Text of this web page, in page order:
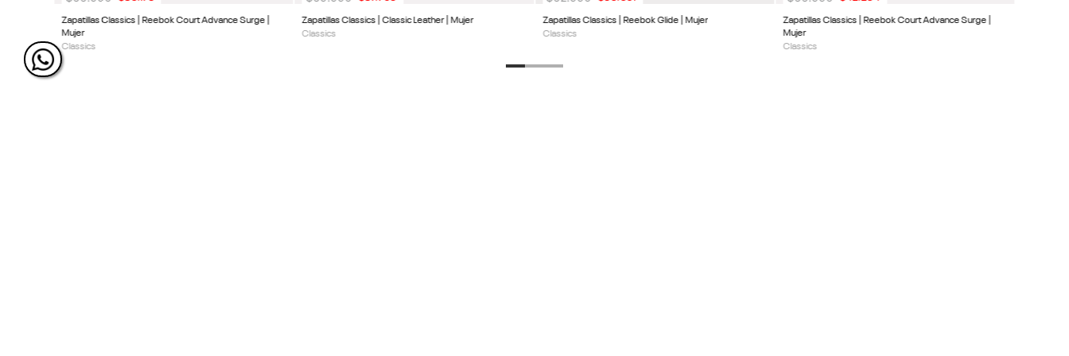
Zapatillas Classics | Reebok Court Advance Surge |
Mujer
Classics
Zapatillas Classics | Classic Leather | Mujer
Classics
Zapatillas Classics | Reebok Glide | Mujer
Classics
Zapatillas Classics | Reebok Court Advance Surge |
Mujer
Classics